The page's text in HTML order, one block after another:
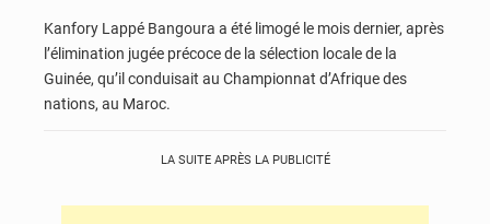
Kanfory Lappé Bangoura a été limogé le mois dernier, après
l’élimination jugée précoce de la sélection locale de la
Guinée, qu’il conduisait au Championnat d’Afrique des
nations, au Maroc.
LA SUITE APRÈS LA PUBLICITÉ